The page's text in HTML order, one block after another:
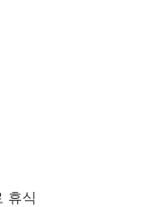
휴식